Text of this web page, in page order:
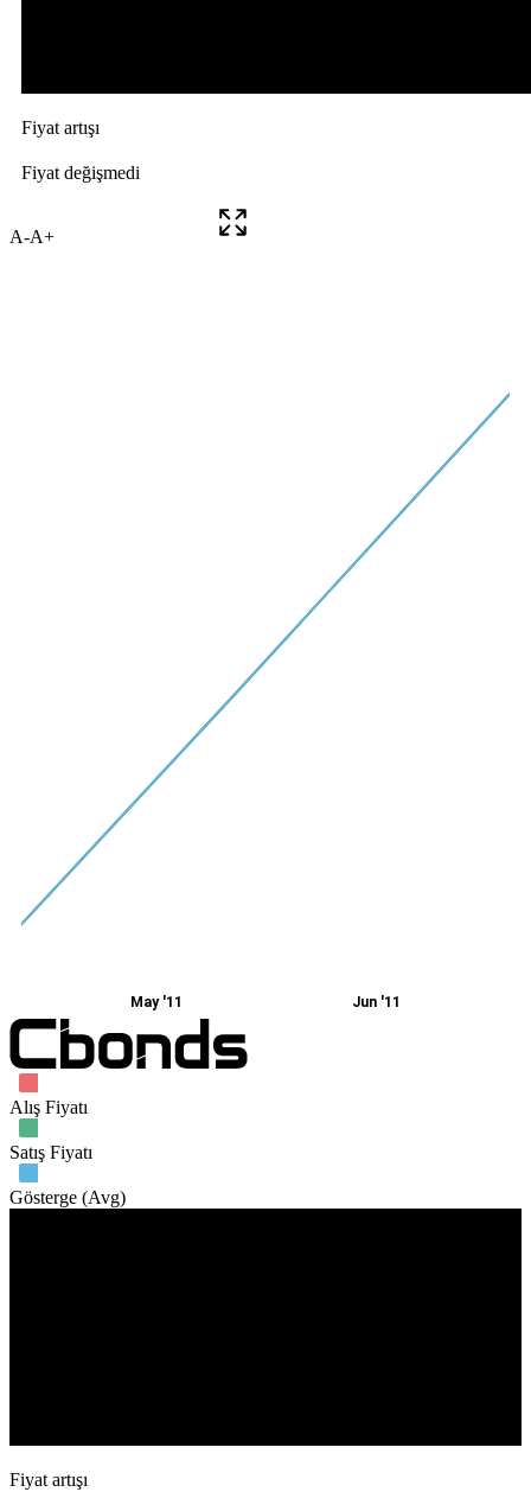
A-A+
May '11 Jun '11
Alış Fiyatı
Satış Fiyatı
Gösterge (Avg)
Fiyat artışı